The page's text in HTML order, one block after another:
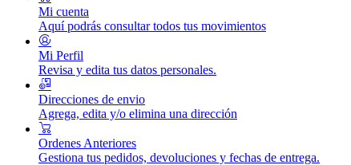
Mi cuenta
Aquí podrás consultar todos tus movimientos
Mi Perfil
Revisa y edita tus datos personales.
Direcciones de envio
Agrega, edita y/o elimina una dirección
Ordenes Anteriores
Gestiona tus pedidos, devoluciones y fechas de entrega.